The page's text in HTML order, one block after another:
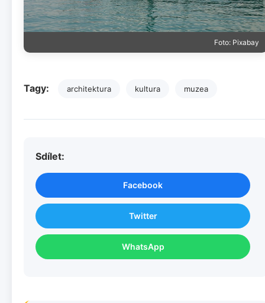
Foto: Pixabay
Tagy: architektura kultura muzea
Sdílet:
Facebook
Twitter
WhatsApp